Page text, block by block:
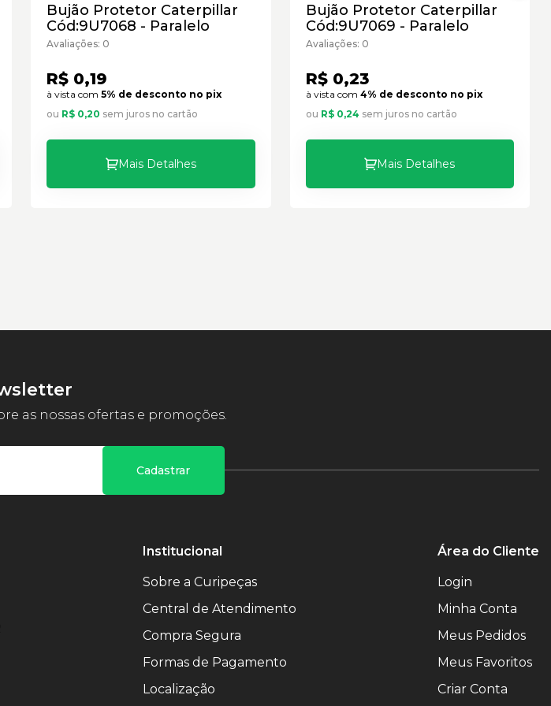
Bujão Protetor Caterpillar
Cód:9U7068 - Paralelo
Avaliações: 0
R$ 0,19
à vista com 5% de desconto no pix
ou R$ 0,20 sem juros no cartão
Mais Detalhes
Bujão Protetor Caterpillar
Cód:9U7069 - Paralelo
Avaliações: 0
R$ 0,23
à vista com 4% de desconto no pix
ou R$ 0,24 sem juros no cartão
Mais Detalhes
as nossas ofertas e promoções.
Cadastrar
Institucional
Sobre a Curipeças
Central de Atendimento
Compra Segura
Formas de Pagamento
Localização
Área do Cliente
Login
Minha Conta
Meus Pedidos
Meus Favoritos
Criar Conta